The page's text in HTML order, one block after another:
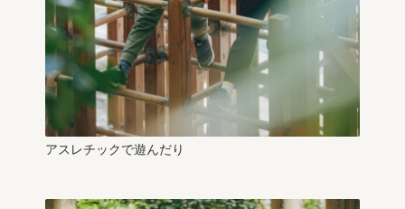
アスレチックで遊んだり